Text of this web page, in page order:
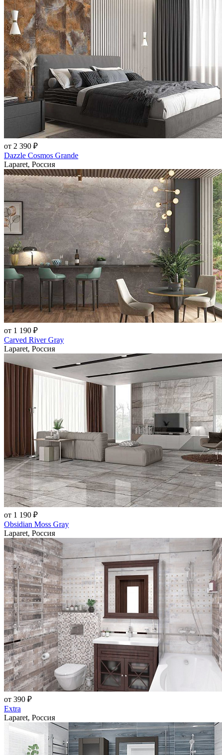
от 2 390 ₽
Dazzle Cosmos Grande
Laparet, Россия
от 1 190 ₽
Carved River Gray
Laparet, Россия
от 1 190 ₽
Obsidian Moss Gray
Laparet, Россия
от 390 ₽
Extra
Laparet, Россия